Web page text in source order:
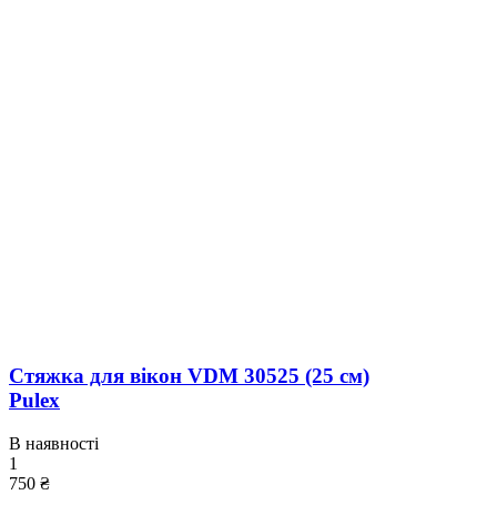
Стяжка для вікон VDM 30525 (25 см)
Pulex
В наявності
1
750 ₴